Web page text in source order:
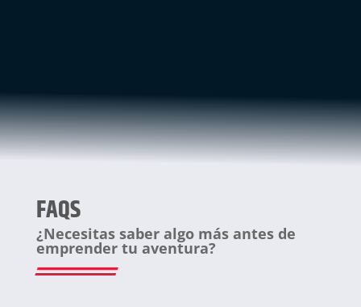
FAQS
¿Necesitas saber algo más antes de
emprender tu aventura?